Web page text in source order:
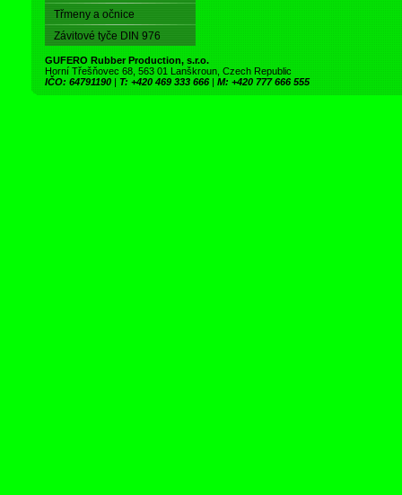
Třmeny a očnice
Závitové tyče DIN 976
GUFERO Rubber Production, s.r.o.
Horní Třešňovec 68, 563 01 Lanškroun, Czech Republic
IČO: 64791190 | T: +420 469 333 666 | M: +420 777 666 555